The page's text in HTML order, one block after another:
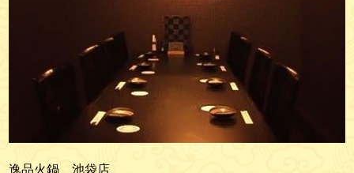
逸品火鍋 池袋店